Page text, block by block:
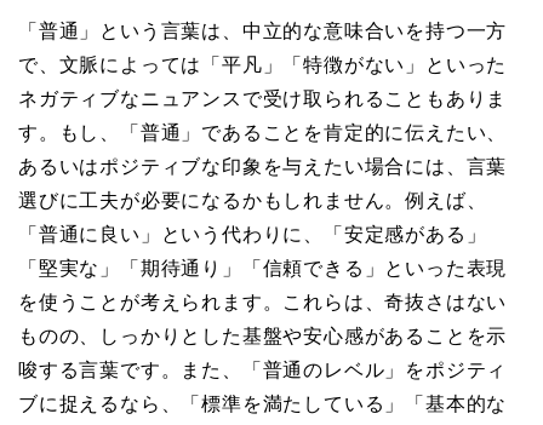
「普通」という言葉は、中立的な意味合いを持つ一方
で、文脈によっては「平凡」「特徴がない」といった
ネガティブなニュアンスで受け取られることもありま
す。もし、「普通」であることを肯定的に伝えたい、
あるいはポジティブな印象を与えたい場合には、言葉
選びに工夫が必要になるかもしれません。例えば、
「普通に良い」という代わりに、「安定感がある」
「堅実な」「期待通り」「信頼できる」といった表現
を使うことが考えられます。これらは、奇抜さはない
ものの、しっかりとした基盤や安心感があることを示
唆する言葉です。また、「普通のレベル」をポジティ
ブに捉えるなら、「標準を満たしている」「基本的な